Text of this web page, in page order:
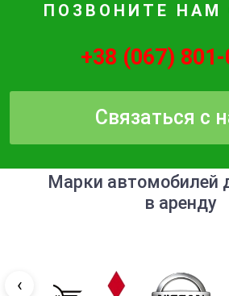
ПОЗВОНИТЕ НАМ
+38 (067) 801-
Связаться с
Марки автомобилей
в аренду
‹